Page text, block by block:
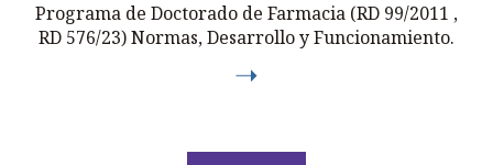
Programa de Doctorado de Farmacia (RD 99/2011 ,
RD 576/23) Normas, Desarrollo y Funcionamiento.